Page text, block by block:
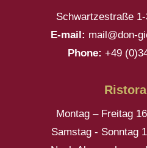
Schwartzestraße
E-mail: mail@don-
Phone: +49
Montag – Freitag
Samstag - Sonntag